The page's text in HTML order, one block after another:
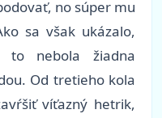
no súper mu
sa však ukázalo,
nebola žiadna
Od tretieho kola
víťazný hetrik,